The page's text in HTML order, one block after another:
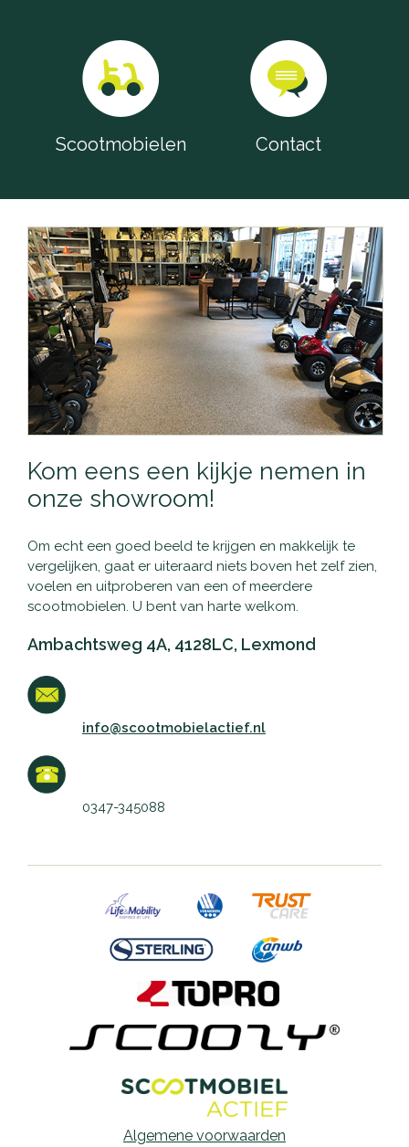
Scootmobielen Contact
Kom eens een kijkje nemen in
onze showroom!
Om echt een goed beeld te krijgen en makkelijk te
vergelijken, gaat er uiteraard niets boven het zelf zien,
voelen en uitproberen van een of meerdere
scootmobielen. U bent van harte welkom.
Ambachtsweg 4A, 4128LC, Lexmond
info@scootmobielactief.nl
0347-345088
Algemene voorwaarden